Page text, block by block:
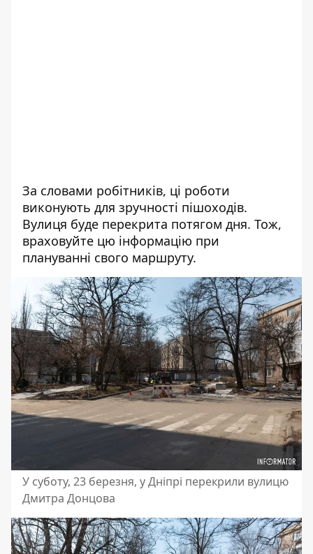
За словами робітників, ці роботи
виконують для зручності пішоходів.
Вулиця буде перекрита потягом дня. Тож,
враховуйте цю інформацію при
плануванні свого маршруту.
У суботу, 23 березня, у Дніпрі перекрили вулицю
Дмитра Донцова